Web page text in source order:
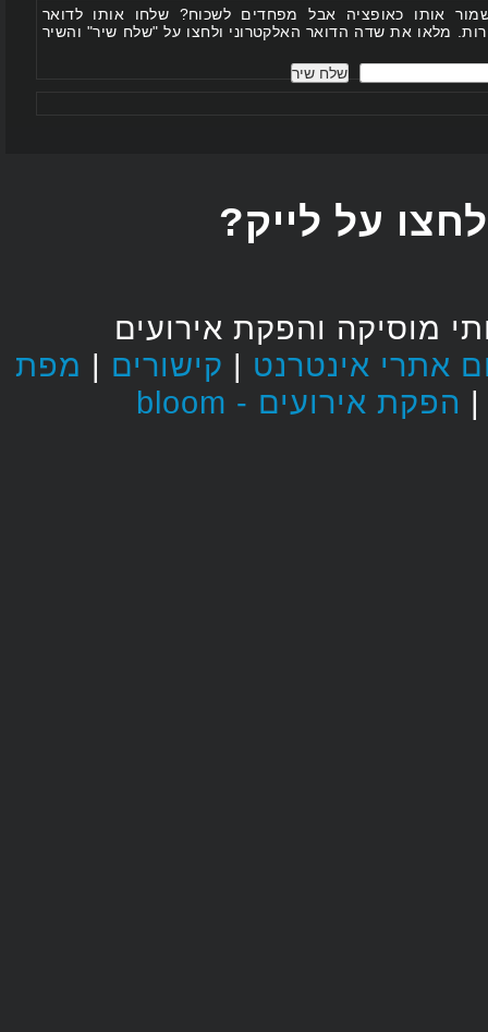
אותו כאופציה אבל מפחדים לשכוח? שלחו אותו לדואר
מלאו את שדה הדואר האלקטרוני ולחצו על "שלח שיר" והשיר
על לייק?
מוסיקה והפקת אירועים
| קישורים| מפת
הפקת אירועים - bloom